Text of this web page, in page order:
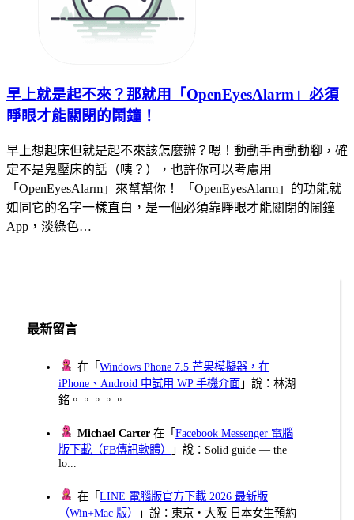
早上就是起不來？那就用「OpenEyesAlarm」必須
睜眼才能關閉的鬧鐘！
早上想起床但就是起不來該怎麼辦？嗯！動動手再動動腳，確
定不是鬼壓床的話（咦？），也許你可以考慮用
「OpenEyesAlarm」來幫幫你！ 「OpenEyesAlarm」的功能就
如同它的名字一樣直白，是一個必須靠睜眼才能關閉的鬧鐘
App，淡綠色…
最新留言
在「Windows Phone 7.5 芒果模擬器，在
iPhone、Android 中試用 WP 手機介面 」說：林湖
銘。。。。。
Michael Carter 在「Facebook Messenger 電腦
版下載（FB傳訊軟體）
」說：Solid guide — the
lo...
在「LINE 電腦版官方下載 2026 最新版
（Win+Mac 版）
」說：東京・大阪 日本女生預約